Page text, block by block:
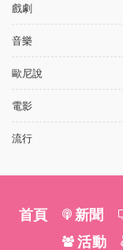
戲劇
音樂
歐尼說
電影
流行
首頁 新聞
活動